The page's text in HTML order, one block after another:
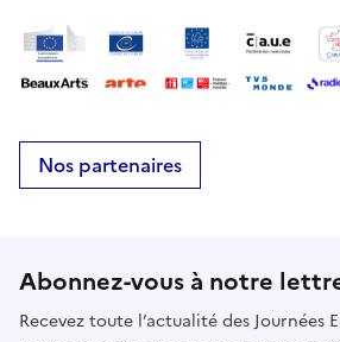
Nos partenaires
Abonnez-vous à notre
Recevez toute l’actualité des Journées